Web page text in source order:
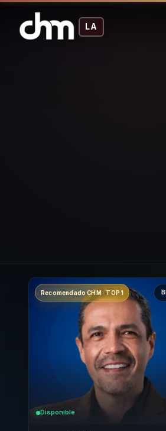
LA
Recomendado CHM · TOP 1
Disponible